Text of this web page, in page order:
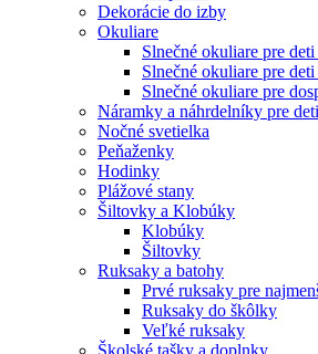
Dekorácie do izby
Okuliare
Slnečné okuliare pre
Slnečné okuliare pre
Slnečné okuliare pre
Náramky a náhrdelníky pre deti
Nočné svetielka
Peňaženky
Hodinky
Plážové stany
Šiltovky a Klobúky
Klobúky
Šiltovky
Ruksaky a batohy
Prvé ruksaky pre
Ruksaky do škôlky
Veľké ruksaky
Školské tašky a doplnky